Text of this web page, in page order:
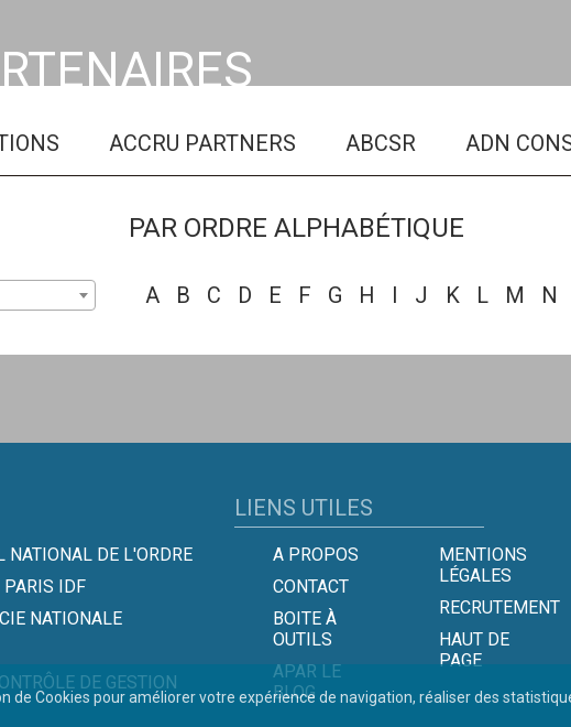
ACCRU PARTNERS ABCSR ADN CONSEILS
PAR ORDRE ALPHABÉTIQUE
A B C D E F G H I J K L M N
NATIONAL DE L'ORDRE
PARIS IDF
NATIONALE
DE GESTION
LIENS UTILES
A PROPOS
CONTACT
BOITE À
OUTILS
APAR LE
BLOG
MENTIONS
LÉGALES
RECRUTEMENT
HAUT DE
PAGE
de Cookies pour améliorer votre expérience de navigation, réaliser des